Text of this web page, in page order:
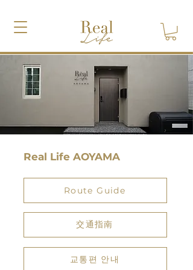
Real Life AOYAMA
交通指南
교통편 안내
Route Guide